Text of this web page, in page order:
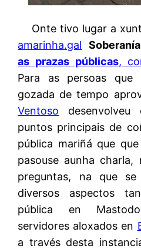
Onte tivo lugar a
amarinha.gal
as prazas públicas,
Para as persoas que
gozada de tempo
Ventoso
puntos principais de
pública mariñá que
pasouse aunha charla,
preguntas, na que
diversos aspectos
pública en
servidores aloxados en
a través desta